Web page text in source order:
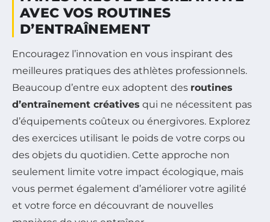
AVEC VOS ROUTINES
D’ENTRAÎNEMENT
Encouragez l’innovation en vous inspirant des
meilleures pratiques des athlètes professionnels.
Beaucoup d’entre eux adoptent des routines
d’entraînement créatives qui ne nécessitent pas
d’équipements coûteux ou énergivores. Explorez
des exercices utilisant le poids de votre corps ou
des objets du quotidien. Cette approche non
seulement limite votre impact écologique, mais
vous permet également d’améliorer votre agilité
et votre force en découvrant de nouvelles